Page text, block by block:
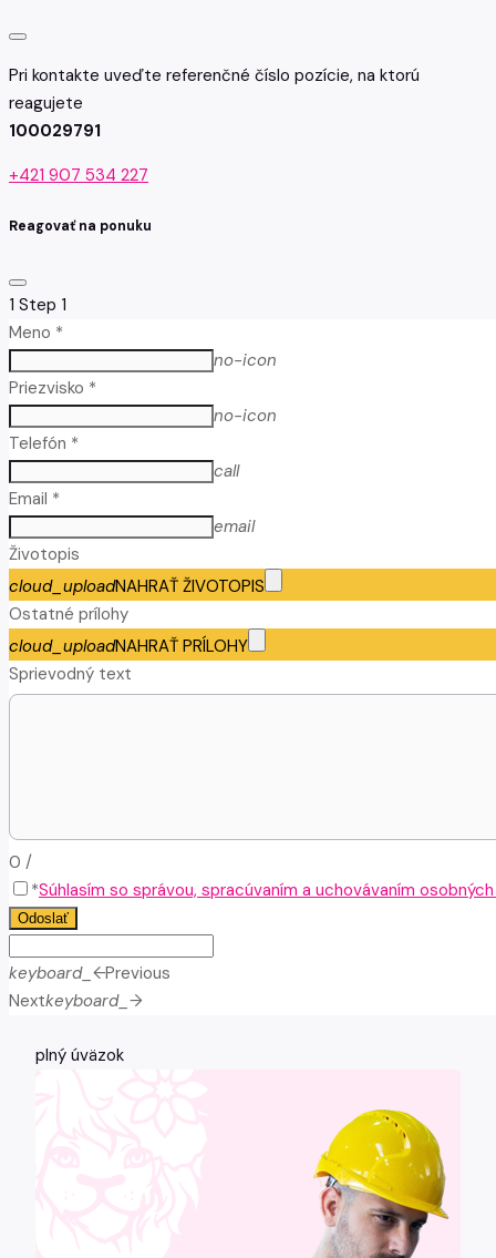
Pri kontakte uveďte referenčné číslo pozície, na ktorú
reagujete
100029791
+421 907 534 227
Reagovať na ponuku
1 Step 1
Meno *
no-icon
Priezvisko *
no-icon
Telefón *
call
Email *
email
Životopis
cloud_uploadNAHRAŤ ŽIVOTOPIS
Ostatné prílohy
cloud_uploadNAHRAŤ PRÍLOHY
Sprievodný text
0 /
*Súhlasím so správou, spracúvaním a uchovávaním
Odoslať
keyboard_arrow_leftPrevious
Nextkeyboard_arrow_right
plný úväzok